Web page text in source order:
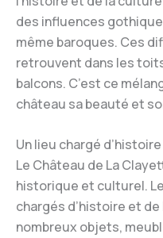
des influences
même baroques. Ces
retrouvent dans les
balcons. C’est ce
château sa beauté et
Un lieu chargé d’histoire
Le Château de La
historique et culturel.
chargés d’histoire et
nombreux objets,